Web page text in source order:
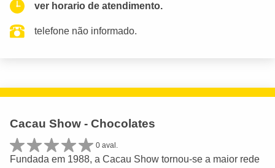
ver horario de atendimento.
telefone não informado.
Cacau Show - Chocolates
0 aval.
Fundada em 1988, a Cacau Show tornou-se a maior rede